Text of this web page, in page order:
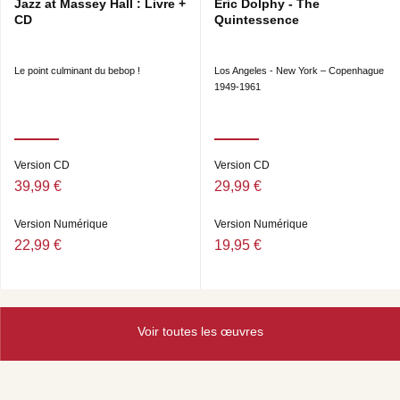
Frémeaux
au Studio Cordyboy (Chérisy, France).
Mixé et masterisé par Didier Périer (DIP Music).
Associés
Photos © Jean-Baptiste Millot, Studio Falour, Jeff
Jazz at Massey Hall : Livre +
CD
Le point culminant du bebop !
Version CD
39,99 €
Version Numérique
22,99 €
Eric Dolphy - The
Quintessence
Los Angeles - New York – Copenhague
1949-1961
Version CD
29,99 €
Version Numérique
19,95 €
Voir toutes les œuvres